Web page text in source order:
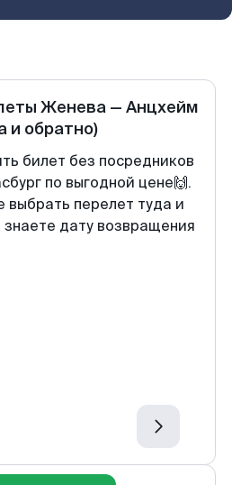
Женева— Анцхейм
и обратно)
билет без посредников
по выгодной цене🙌.
перелет туда и
дату возвращения